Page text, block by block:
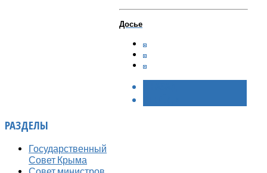
Досье
РАЗДЕЛЫ
Государственный
Совет Крыма